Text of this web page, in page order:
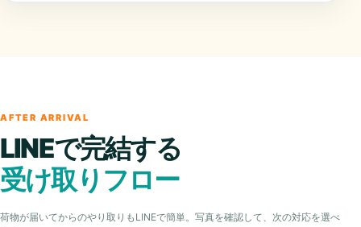
AFTER ARRIVAL
LINEで完結する
受け取りフロー
荷物が届いてからのやり取りもLINEで簡単。写真を確認して、次の対応を選べ